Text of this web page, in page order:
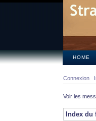
HOME
Connexion
Voir les
Index du